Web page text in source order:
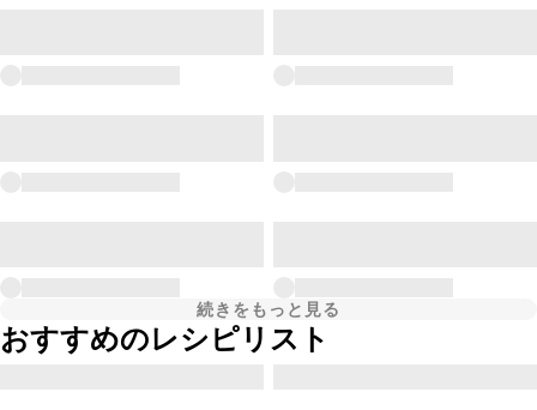
続きをもっと見る
おすすめのレシピリスト